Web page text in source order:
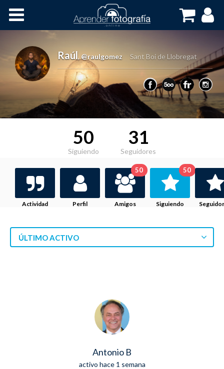
Cursos OnLine
Raúl, @raulgomez Sant Boi de Llobregat
50
Siguiendo
31
Seguidores
Actividad Perfil Amigos
50
Siguiendo
50
ÚLTIMO ACTIVO
Antonio B
activo hace 1 semana